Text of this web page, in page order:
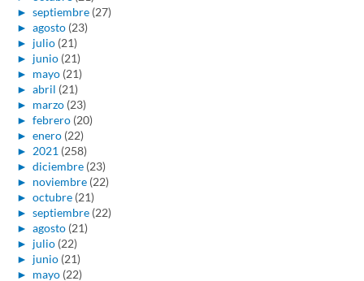
► septiembre (27)
► agosto (23)
► julio (21)
► junio (21)
► mayo (21)
► abril (21)
► marzo (23)
► febrero (20)
► enero (22)
► 2021 (258)
► diciembre (23)
► noviembre (22)
► octubre (21)
► septiembre (22)
► agosto (21)
► julio (22)
► junio (21)
► mayo (22)